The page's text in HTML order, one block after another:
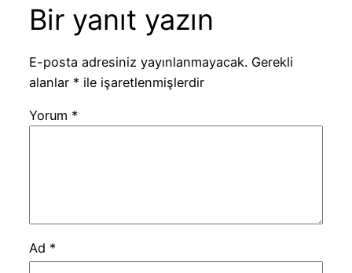
Bir yanıt yazın
E-posta adresiniz yayınlanmayacak. Gerekli
alanlar * ile işaretlenmişlerdir
Yorum *
Ad *